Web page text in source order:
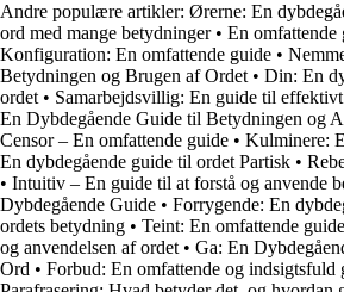
Andre populære artikler: Ørerne: En
ord med mange betydninger• En
Konfiguration: En omfattende guide •
Betydningen og Brugen af Ordet • Din: En
ordet • Samarbejdsvillig: En guide til effektivt
En Dybdegående Guide til Betydningen og
Censor – En omfattende guide • Kulminere:
En dybdegående guide til ordet Partisk •
• Intuitiv – En guide til at forstå og anvende
Dybdegående Guide • Forrygende: En
ordets betydning • Teint: En omfattende
og anvendelsen af ordet • Ga: En
Ord • Forbud: En omfattende og indsigtsfuld